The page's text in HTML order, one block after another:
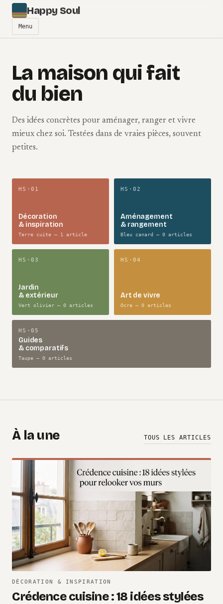
Aller au contenuHappy Soul
Menu
La maison qui fait
du bien
Des idées concrètes pour aménager, ranger et vivre
mieux chez soi. Testées dans de vraies pièces, souvent
petites.
HS·01
Décoration
& inspiration
Terre cuite — 1 article
HS·02
Aménagement
& rangement
Bleu canard — 0 articles
HS·03
Jardin
& extérieur
Vert olivier — 0 articles
HS·04
Art de vivre
Ocre — 0 articles
HS·05
Guides
& comparatifs
Taupe — 0 articles
À la une TOUS LES ARTICLES
DÉCORATION & INSPIRATION
Crédence cuisine : 18 idées stylées